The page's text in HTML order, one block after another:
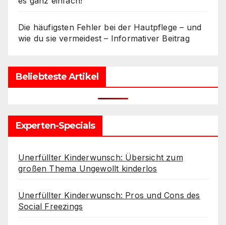
Die häufigsten Fehler bei der Hautpflege – und
wie du sie vermeidest – Informativer Beitrag
Beliebteste Artikel
Experten-Specials
Unerfüllter Kinderwunsch: Übersicht zum
großen Thema Ungewollt kinderlos
Unerfüllter Kinderwunsch: Pros und Cons des
Social Freezings